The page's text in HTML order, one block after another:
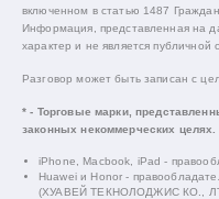
включенном в статью 1487
Информация, представленная на
характер и не является публичной
Разговор может быть записан с
* - Торговые марки,
законных некоммерческих целях.
iPhone, Macbook, iPad -
Huawei и Honor -
(ХУАВЕЙ ТЕКНОЛОДЖИС КО.,